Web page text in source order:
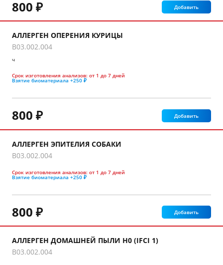
800 ₽ Добавить
АЛЛЕРГЕН ОПЕРЕНИЯ КУРИЦЫ
B03.002.004
ч
Срок изготовления анализов: от 1 до 7 дней
Взятие биоматериала +250 ₽
800 ₽ Добавить
АЛЛЕРГЕН ЭПИТЕЛИЯ СОБАКИ
B03.002.004
Срок изготовления анализов: от 1 до 7 дней
Взятие биоматериала +250 ₽
800 ₽ Добавить
АЛЛЕРГЕН ДОМАШНЕЙ ПЫЛИ H0 (IFCI 1)
B03.002.004